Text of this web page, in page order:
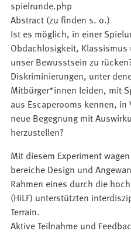
spielrunde.php
Abstract (zu finden s. o.)
Ist es möglich, in einer
Obdachlosigkeit,
unser Bewusstsein zu
Diskriminierungen, unter
Mitbürger*innen leiden, mit
aus Escaperooms kennen,
neue Begegnung mit
herzustellen?
Mit diesem Experiment
bereiche Design und
Rahmen eines durch die
(HiLF) unterstützten
Terrain.
Aktive Teilnahme und